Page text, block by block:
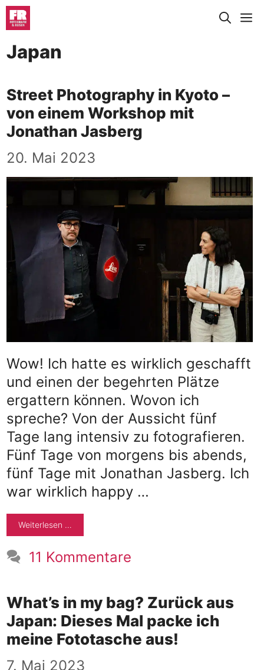
Zum
Inhalt
springen
Japan
Street Photography in Kyoto –
von einem Workshop mit
Jonathan Jasberg
20. Mai 2023
Wow! Ich hatte es wirklich geschafft
und einen der begehrten Plätze
ergattern können. Wovon ich
spreche? Von der Aussicht fünf
Tage lang intensiv zu fotografieren.
Fünf Tage von morgens bis abends,
fünf Tage mit Jonathan Jasberg. Ich
war wirklich happy …
Weiterlesen …
11 Kommentare
What’s in my bag? Zurück aus
Japan: Dieses Mal packe ich
meine Fototasche aus!
7. Mai 2023